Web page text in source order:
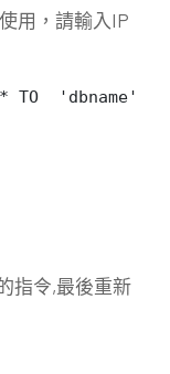
用，請輸入IP
指令,最後重新